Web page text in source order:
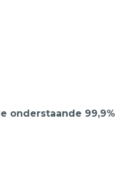
onderstaande 99,9%